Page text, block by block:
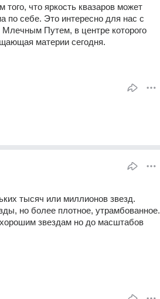
что яркость квазаров может
по себе. Это интересно для нас с
Млечным Путем, в центре которого
материи сегодня.
тысяч или миллионов звезд.
но более плотное, утрамбованное.
звездам но до масштабов